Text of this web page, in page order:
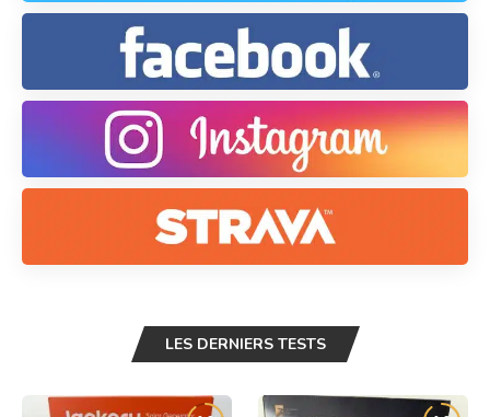
LES DERNIERS TESTS